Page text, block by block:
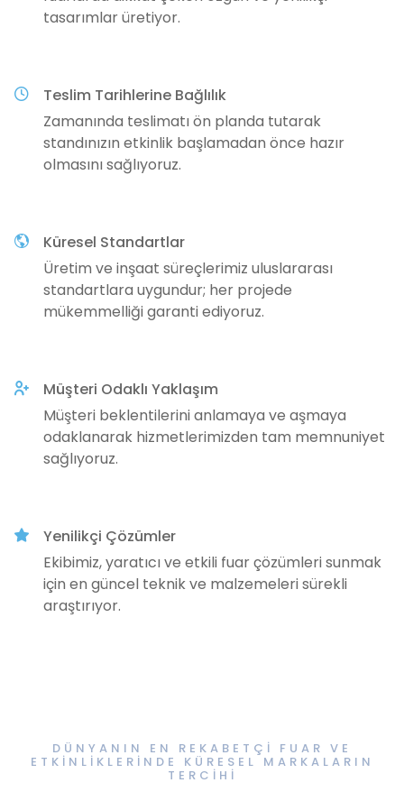
tasarımlar üretiyor.
Teslim Tarihlerine Bağlılık
Zamanında teslimatı ön planda tutarak
standınızın etkinlik başlamadan önce hazır
olmasını sağlıyoruz.
Küresel Standartlar
Üretim ve inşaat süreçlerimiz uluslararası
standartlara uygundur; her projede
mükemmelliği garanti ediyoruz.
Müşteri Odaklı Yaklaşım
Müşteri beklentilerini anlamaya ve aşmaya
odaklanarak hizmetlerimizden tam memnuniyet
sağlıyoruz.
Yenilikçi Çözümler
Ekibimiz, yaratıcı ve etkili fuar çözümleri sunmak
için en güncel teknik ve malzemeleri sürekli
araştırıyor.
DÜNYANIN EN REKABETÇI FUAR VE
ETKINLIKLERINDE KÜRESEL MARKALARIN
TERCIHI